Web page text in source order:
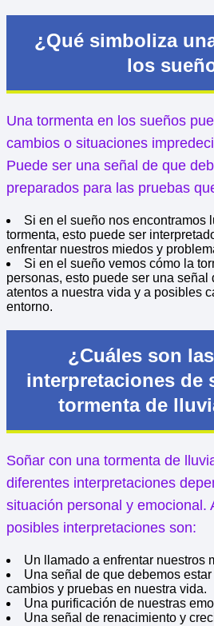
¿Qué simboliza
los
Una tormenta en los sueños
cambios o situaciones
Puede ser una señal de que
preparados para las pruebas
Si en el sueño nos encontramos
tormenta, esto puede ser
enfrentar nuestros miedos y
Si en el sueño vemos cómo la
personas, esto puede ser una señal
atentos a nuestra vida y a posibles
entorno.
¿Cuáles son
interpretaciones de
tormenta de
Soñar con una tormenta de
diferentes interpretaciones
situación personal y emocional.
posibles interpretaciones son:
Un llamado a enfrentar nuestros
Una señal de que debemos
cambios y pruebas en nuestra vida.
Una purificación de nuestras
Una señal de renacimiento y